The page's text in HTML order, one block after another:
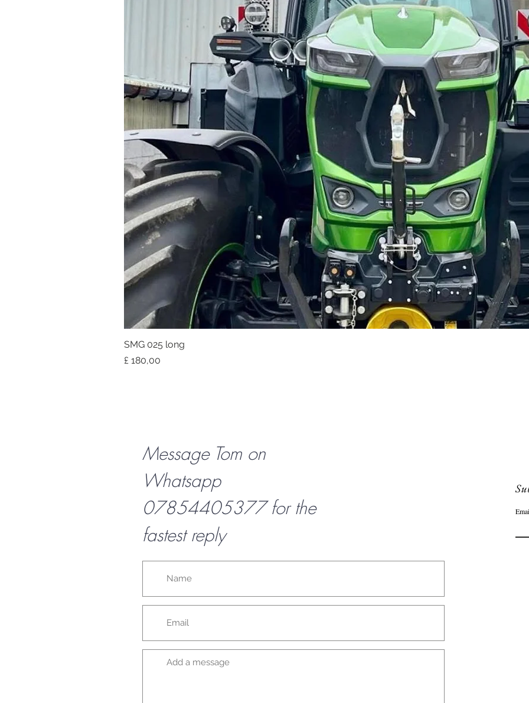
SMG 025 long
Prijs
£ 180,00
Message Tom on
Whatsapp
07854405377 for the
fastest reply